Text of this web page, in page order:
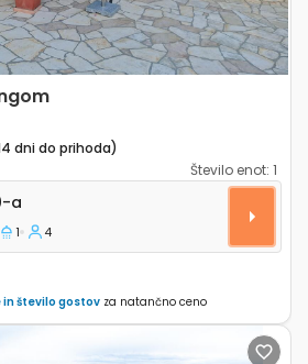
dni do prihoda)
Število enot: 1
Zadar A-27940-a
a
1 4
število gostovza natančno ceno